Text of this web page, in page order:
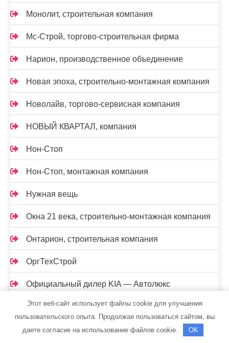
Монолит, строительная компания
Мс-Строй, торгово-строительная фирма
Нарион, производственное объединение
Новая эпоха, строительно-монтажная компания
Новолайв, торгово-сервисная компания
НОВЫЙ КВАРТАЛ, компания
Нон-Стоп
Нон-Стоп, монтажная компания
Нужная вещь
Окна 21 века, строительно-монтажная компания
Онтарион, строительная компания
ОргТехСтрой
Официальный дилер KIA — Автолюкс
Периметр ЕХ, монтажная компания
Петрокровт-Н, ремонтная компания
Этот веб-сайт использует файлы cookie для улучшения
пользовательского опыта. Продолжая пользоваться сайтом, вы
даете согласие на использование файлов cookie.
OK